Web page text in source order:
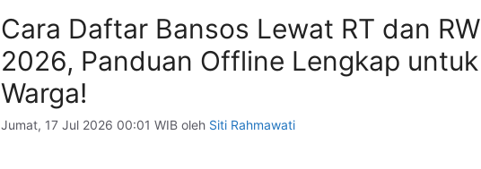
Cara Daftar Bansos Lewat RT dan RW
2026, Panduan Offline Lengkap untuk
Warga!
Jumat, 17 Jul 2026 00:01 WIB oleh Siti Rahmawati